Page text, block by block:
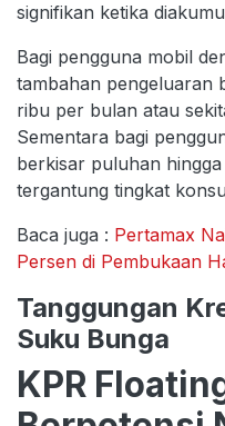
signifikan ketika
Bagi pengguna mobil
tambahan pengeluaran
ribu per bulan atau
Sementara bagi
berkisar puluhan
tergantung tingkat
Baca juga : Pertamax
Persen di Pembukaan
Tanggungan
Suku Bunga
KPR